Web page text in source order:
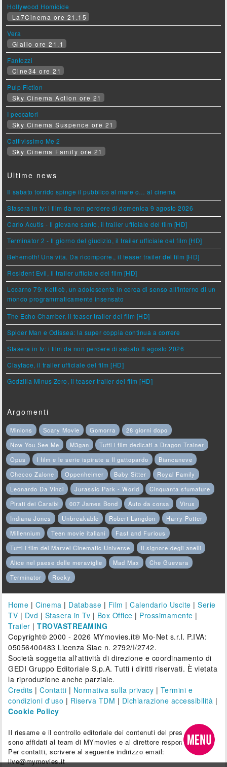
Hollywood Homicide
La7Cinema ore 21.15
Vera
Giallo ore 21.1
Fantozzi
Cine34 ore 21
Pulp Fiction
Sky Cinema Action ore 21
I peccatori
Sky Cinema Suspence ore 21
Cattivissimo Me 2
Sky Cinema Family ore 21
Ultime news
Il sabato torrido spinge il pubblico al mare o… al cinema
Stasera in tv: i film da non perdere di domenica 9 agosto 2026
Carlo Acutis - Il giovane santo, il trailer ufficiale del film [HD]
Terminator 2 - Il giorno del giudizio, il trailer ufficiale del film [HD]
Behemoth! Una vita. Da ricomporre., il teaser trailer del film [HD]
Resident Evil, il trailer ufficiale del film [HD]
Locarno 79: Ketticè, un adolescente in cerca di senso all'interno di un
mondo programmaticamente insensato
The Echo Chamber, il teaser trailer del film [HD]
Spider Man e Odissea: la super coppia continua a correre
Stasera in tv: i film da non perdere di sabato 8 agosto 2026
Clayface, il trailer ufficiale del film [HD]
Godzilla Minus Zero, il teaser trailer del film [HD]
Argomenti
Minions Scary Movie Gomorra
28 giorni dopo
Now You See Me
M3gan
Tutti i film dedicati a Dragon Trainer
Opus
I film e le serie ispirate a Il gattopardo
Biancaneve
Checco Zalone
Oppenheimer Baby Sitter
Royal Family
Leonardo Da Vinci
Jurassic Park - World
Cinquanta sfumature
Pirati dei Caraibi
007 James Bond Auto da corsa
Virus
Indiana Jones
Unbreakable Robert Langdon
Harry Potter
Millennium
Teen movie italiani
Fast and Furious
Tutti i film del Marvel Cinematic Universe
Il signore degli anelli
Alice nel paese delle meraviglie
Mad Max
Che Guevara
Terminator
Rocky
Home | Cinema | Database | Film |Calendario Uscite |Serie
TV | Dvd | Stasera in Tv | Box Office | Prossimamente |
Trailer |TROVASTREAMING
Copyright© 2000 - 2026 MYmovies.it® Mo-Net s.r.l. P.IVA:
05056400483 Licenza Siae n. 2792/I/2742.
Società soggetta all'attività di direzione e coordinamento di
GEDI Gruppo Editoriale S.p.A. Tutti i diritti riservati. È vietata
la riproduzione anche parziale.
Credits |Contatti | Normativa sulla privacy | Termini e
condizioni d'uso | Riserva TDM | Dichiarazione accessibilità |
Cookie Policy
Il riesame e il controllo editoriale dei contenuti del presente sito
sono affidati al team di MYmovies e al direttore responsabile.
Per contatti, scrivere al seguente indirizzo email:
live@mymovies.it